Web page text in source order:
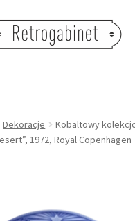
Dekoracje
Kobaltowy
1972, Royal Copenhagen